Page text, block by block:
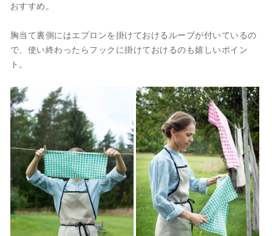
おすすめ。
胸当て裏側にはエプロンを掛けておけるループが付いているの
で、使い終わったらフックに掛けておけるのも嬉しいポイン
ト。